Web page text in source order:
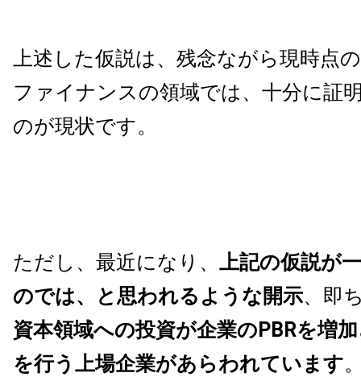
上述した仮説は、残念ながら現時点
ファイナンスの領域では、十分に証
のが現状です。
ただし、最近になり、 上記の仮説が
のでは、と思われるような開示、即
資本領域への投資が企業のPBRを増
を行う上場企業があらわれています